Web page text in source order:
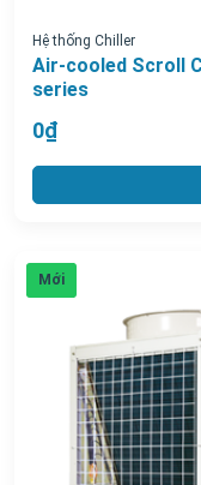
Hệ thống Chiller
Air-cooled Scroll
series
0₫
Mới